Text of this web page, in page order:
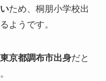
ため、桐朋小学校出
ようです。
京都調布市出身だと